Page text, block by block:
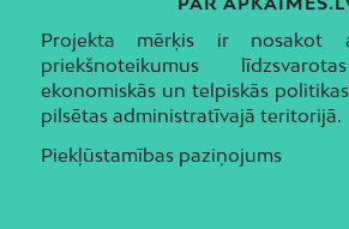
Projekta mērķis ir nosakot
priekšnoteikumus
ekonomiskās un telpiskās
pilsētas administratīvajā teritorijā.
Piekļūstamības paziņojums